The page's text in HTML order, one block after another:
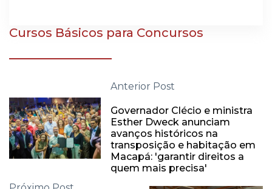
Cursos Básicos para Concursos
Anterior Post
Governador Clécio e ministra
Esther Dweck anunciam
avanços históricos na
transposição e habitação em
Macapá: 'garantir direitos a
quem mais precisa'